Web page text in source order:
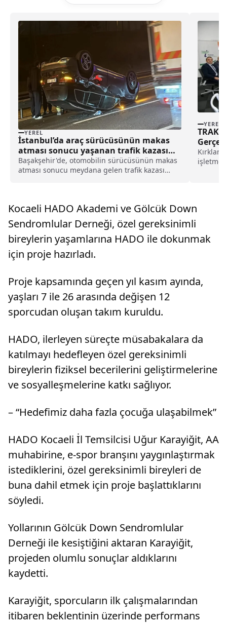
YEREL
İstanbul’da araç sürücüsünün makas
atması sonucu yaşanan trafik kazası
kamerada haberi
Başakşehir'de, otomobilin sürücüsünün makas
atması sonucu meydana gelen trafik kazası
kontrolden çıkarak aynı ...
YEREL
Kocaeli HADO Akademi ve Gölcük Down
Sendromlular Derneği, özel gereksinimli
bireylerin yaşamlarına HADO ile dokunmak
için proje hazırladı.
Proje kapsamında geçen yıl kasım ayında,
yaşları 7 ile 26 arasında değişen 12
sporcudan oluşan takım kuruldu.
HADO, ilerleyen süreçte müsabakalara da
katılmayı hedefleyen özel gereksinimli
bireylerin fiziksel becerilerini geliştirmelerine
ve sosyalleşmelerine katkı sağlıyor.
– “Hedefimiz daha fazla çocuğa ulaşabilmek”
HADO Kocaeli İl Temsilcisi Uğur Karayiğit, AA
muhabirine, e-spor branşını yaygınlaştırmak
istediklerini, özel gereksinimli bireyleri de
buna dahil etmek için proje başlattıklarını
söyledi.
Yollarının Gölcük Down Sendromlular
Derneği ile kesiştiğini aktaran Karayiğit,
projeden olumlu sonuçlar aldıklarını
kaydetti.
Karayiğit, sporcuların ilk çalışmalarından
itibaren beklentinin üzerinde performans